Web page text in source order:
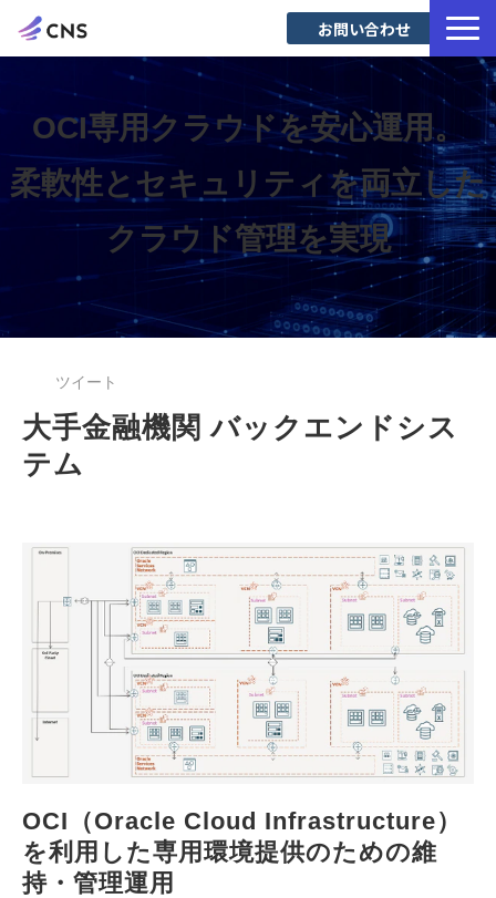
お問い合わせ
サービス一覧
導入事例
OCI専用クラウドを安心運用。
柔軟性とセキュリティを両立した
クラウド管理を実現
ツイート
大手金融機関 バックエンドシス
テム
OCI（Oracle Cloud Infrastructure）
を利用した専用環境提供のための維
持・管理運用